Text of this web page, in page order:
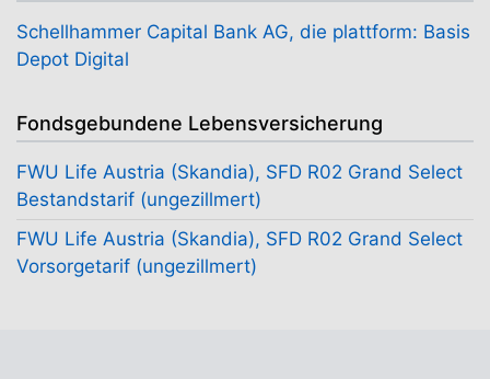
Schellhammer Capital Bank AG, die plattform: Basis
Depot Digital
Fondsgebundene Lebensversicherung
FWU Life Austria (Skandia), SFD R02 Grand Select
Bestandstarif (ungezillmert)
FWU Life Austria (Skandia), SFD R02 Grand Select
Vorsorgetarif (ungezillmert)